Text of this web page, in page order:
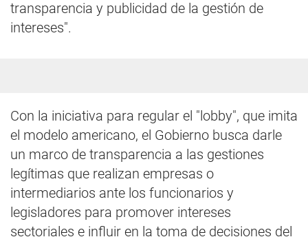
transparencia y publicidad de la gestión de
intereses".
Con la iniciativa para regular el "lobby", que imita
el modelo americano, el Gobierno busca darle
un marco de transparencia a las gestiones
legítimas que realizan empresas o
intermediarios ante los funcionarios y
legisladores para promover intereses
sectoriales e influir en la toma de decisiones del